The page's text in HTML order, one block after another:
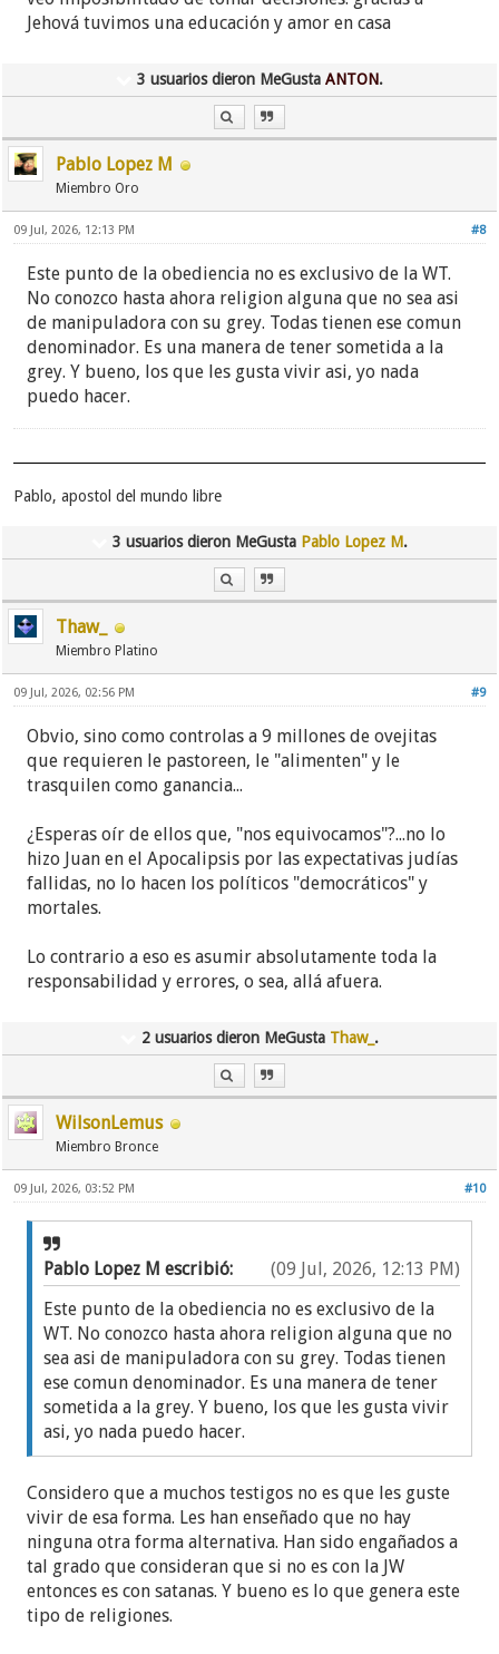
Jehová tuvimos una educación y amor en casa
3 usuarios dieron MeGustaANTON.
Pablo Lopez M
Miembro Oro
#8
09 Jul, 2026, 12:13 PM
Este punto de la obediencia no es exclusivo de la WT.
No conozco hasta ahora religion alguna que no sea asi
de manipuladora con su grey. Todas tienen ese comun
denominador. Es una manera de tener sometida a la
grey. Y bueno, los que les gusta vivir asi, yo nada
puedo hacer.
Pablo, apostol del mundo libre
3 usuarios dieron MeGusta Pablo Lopez M.
Thaw_
Miembro Platino
#9
09 Jul, 2026, 02:56 PM
Obvio, sino como controlas a 9 millones de ovejitas
que requieren le pastoreen, le "alimenten" y le
trasquilen como ganancia...
¿Esperas oír de ellos que, "nos equivocamos"?...no lo
hizo Juan en el Apocalipsis por las expectativas judías
fallidas, no lo hacen los políticos "democráticos" y
mortales.
Lo contrario a eso es asumir absolutamente toda la
responsabilidad y errores, o sea, allá afuera.
2 usuarios dieron MeGusta Thaw_ .
WilsonLemus
Miembro Bronce
#10
09 Jul, 2026, 03:52 PM
(09 Jul, 2026, 12:13 PM)
Pablo Lopez M escribió:
Este punto de la obediencia no es exclusivo de la
WT. No conozco hasta ahora religion alguna que no
sea asi de manipuladora con su grey. Todas tienen
ese comun denominador. Es una manera de tener
sometida a la grey. Y bueno, los que les gusta vivir
asi, yo nada puedo hacer.
Considero que a muchos testigos no es que les guste
vivir de esa forma. Les han enseñado que no hay
ninguna otra forma alternativa. Han sido engañados a
tal grado que consideran que si no es con la JW
entonces es con satanas. Y bueno es lo que genera este
tipo de religiones.